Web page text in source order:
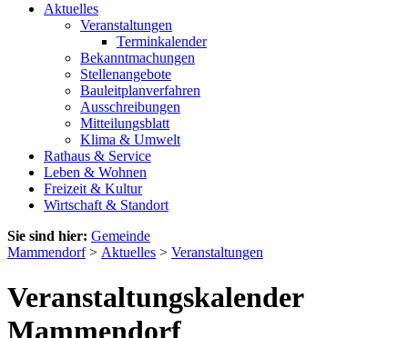
Aktuelles
Veranstaltungen
Terminkalender
Bekanntmachungen
Stellenangebote
Bauleitplanverfahren
Ausschreibungen
Mitteilungsblatt
Klima & Umwelt
Rathaus & Service
Leben & Wohnen
Freizeit & Kultur
Wirtschaft & Standort
Sie sind hier: Gemeinde
Mammendorf> Aktuelles > Veranstaltungen
Veranstaltungskalender
Mammendorf